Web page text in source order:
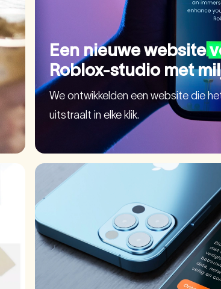
Een nieuwe website
Roblox-studio met
We ontwikkelden een website die
uitstraalt in elke klik.